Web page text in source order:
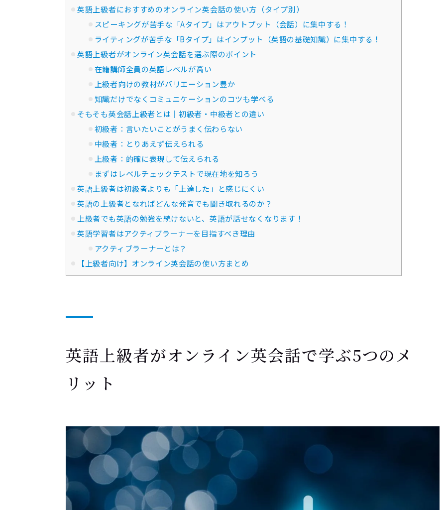
英語上級者におすすめのオンライン英会話の使い方（タイプ別）
スピーキングが苦手な「Aタイプ」はアウトプット（会話）に集中する！
ライティングが苦手な「Bタイプ」はインプット（英語の基礎知識）に集中する！
英語上級者がオンライン英会話を選ぶ際のポイント
在籍講師全員の英語レベルが高い
上級者向けの教材がバリエーション豊か
知識だけでなくコミュニケーションのコツも学べる
そもそも英会話上級者とは｜初級者・中級者との違い
初級者：言いたいことがうまく伝わらない
中級者：とりあえず伝えられる
上級者：的確に表現して伝えられる
まずはレベルチェックテストで現在地を知ろう
英語上級者は初級者よりも「上達した」と感じにくい
英語の上級者となればどんな発音でも聞き取れるのか？
上級者でも英語の勉強を続けないと、英語が話せなくなります！
英語学習者はアクティブラーナーを目指すべき理由
アクティブラーナーとは？
【上級者向け】オンライン英会話の使い方まとめ
英語上級者がオンライン英会話で学ぶ5つのメ
リット